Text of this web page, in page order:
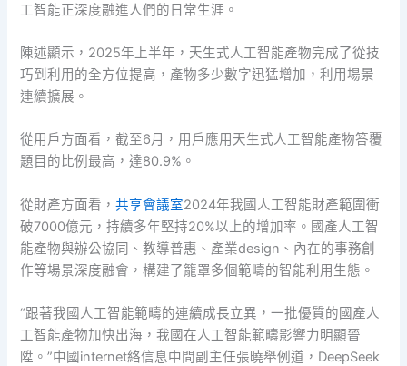
工智能正深度融進人們的日常生涯。
陳述顯示，2025年上半年，天生式人工智能產物完成了從技
巧到利用的全方位提高，產物多少數字迅猛增加，利用場景
連續擴展。
從用戶方面看，截至6月，用戶應用天生式人工智能產物答覆
題目的比例最高，達80.9%。
從財產方面看，共享會議室2024年我國人工智能財產範圍衝
破7000億元，持續多年堅持20%以上的增加率。國產人工智
能產物與辦公協同、教導普惠、產業design、內在的事務創
作等場景深度融會，構建了籠罩多個範疇的智能利用生態。
“跟著我國人工智能範疇的連續成長立異，一批優質的國產人
工智能產物加快出海，我國在人工智能範疇影響力明顯晉
陞。”中國internet絡信息中間副主任張曉舉例道，DeepSeek